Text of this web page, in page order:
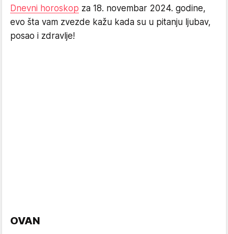
Dnevni horoskop za 18. novembar 2024. godine,
evo šta vam zvezde kažu kada su u pitanju ljubav,
posao i zdravlje!
OVAN